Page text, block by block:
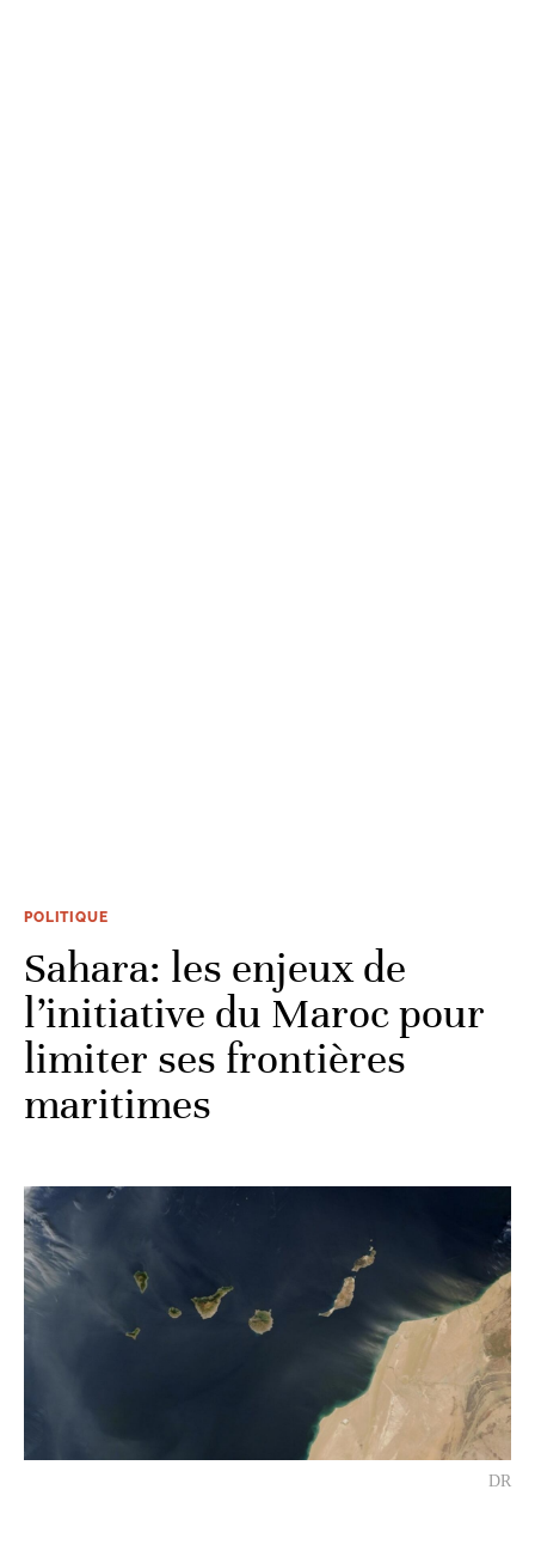
POLITIQUE
Sahara: les enjeux de
l’initiative du Maroc pour
limiter ses frontières
maritimes
DR